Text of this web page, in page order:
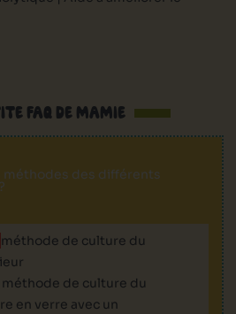
FAQ DE MAMIE
méthodes des différents
méthode de culture du
méthode de culture du
en verre avec un